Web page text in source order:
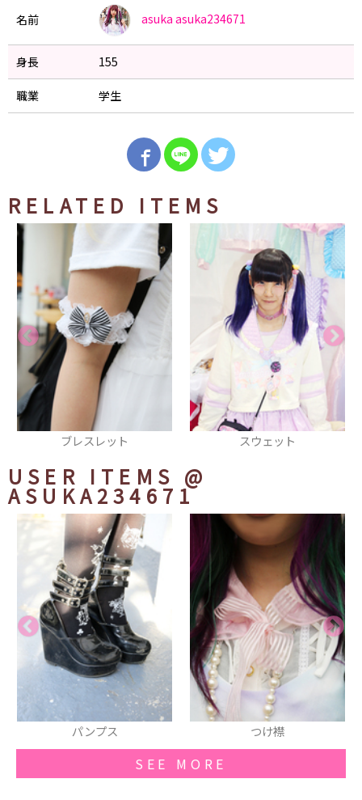
名前 asuka asuka234671
身長 155
職業 学生
RELATED ITEMS
スウェット 厚底シューズ
USER ITEMS @
ASUKA234671
つけ襟
SEE MORE